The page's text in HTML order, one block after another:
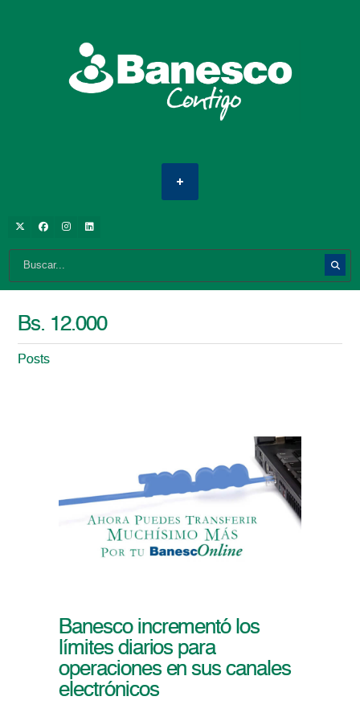
Bs. 12.000
Posts
Banesco incrementó los
límites diarios para
operaciones en sus canales
electrónicos